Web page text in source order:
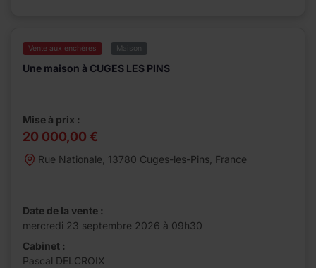
Vente aux enchères Maison
Une maison à CUGES LES PINS
Mise à prix :
20 000,00 €
Rue Nationale, 13780 Cuges-les-Pins, France
Date de la vente :
mercredi 23 septembre 2026 à 09h30
Cabinet :
Pascal DELCROIX